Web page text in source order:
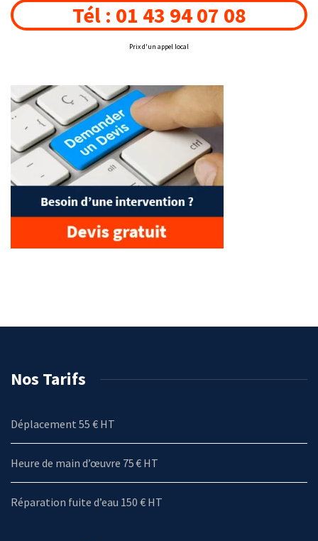
Tél : 01 43 94 07 08
Prix d'un appel local
Nos Tarifs
Déplacement 55 € HT
Heure de main d’œuvre 75 € HT
Réparation fuite d’eau 150 € HT